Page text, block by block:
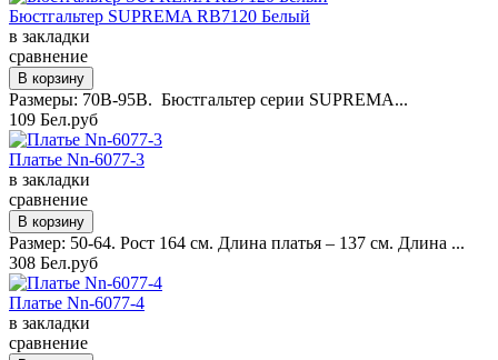
Бюстгальтер SUPREMA RB7120 Белый
в закладки
сравнение
Размеры: 70B-95B. Бюстгальтер серии SUPREMA...
109 Бел.руб
Платье Nn-6077-3
в закладки
сравнение
Размер: 50-64. Рост 164 см. Длина платья – 137 см. Длина ...
308 Бел.руб
Платье Nn-6077-4
в закладки
сравнение